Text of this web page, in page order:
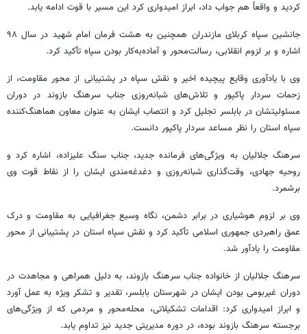
کردید و واقعاً هم جواب داد، ابراز امیدواری کرد این مسیر با قوت ادامه یابد.
جانشین سپاه کربلای مازندران همچنین به هشت فرمان امام شهید در سال ۹۸
اشاره و بر لزوم انقلابی، رسالت‌محور و آماده‌به‌کار بودن سپاه تأکید کرد.
وی با یادآوری وقایع پیچیده اخیر و نقش سپاه در پشتیبانی از محور مقاومت، از
زحمات سردار پاکپور و تلاش‌های شبانه‌روزی جناب سرهنگ بازوند در دوران
مسئولیتشان در بابلسر تجلیل کرد و انتصاب ایشان به عنوان معاون هماهنگ‌کننده
سپاه استان را نظر مساعد سردار پاکپور دانست.
سرهنگ جلالیان به ویژگی‌های فرمانده جدید، جناب سنگ علیزاده، اشاره کرد و
روحیه جهادی، وقت‌گذاری شبانه‌روزی و دغدغه‌مندی ایشان را از نقاط قوت وی
برشمرد.
وی بر لزوم هوشیاری در برابر دشمن، نگاه وسیع جغرافیایی به مقاومت و درک
عمق راهبردی جمهوری اسلامی تأکید کرد و نقش سپاه استان در پشتیبانی از محور
مقاومت را یادآور شد.
سرهنگ جلالیان از خانواده جناب سرهنگ بازوند، به دلیل همراهی و مجاهدت در
دوران غیربومی بودن ایشان در شهرستان بابلسر، تقدیر و تشکر ویژه به عمل آورد
و ابراز امیدواری کرد: اقدامات تشکیلاتی، محله‌محور و مردمی که از ویژگی‌های
برجسته سرهنگ بازوند بوده، در دوره مدیریتی جدید نیز تداوم یابد.